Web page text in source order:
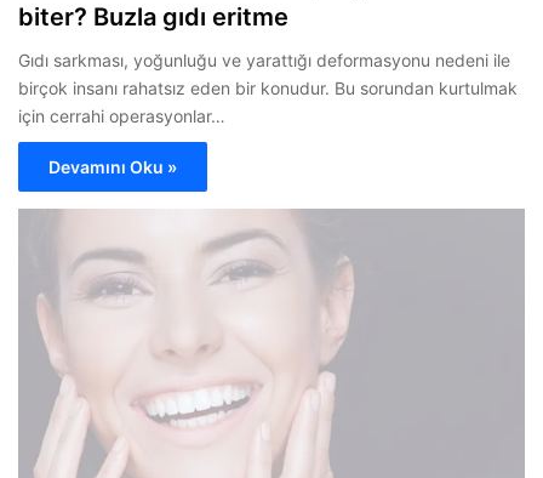
biter? Buzla gıdı eritme
Gıdı sarkması, yoğunluğu ve yarattığı deformasyonu nedeni ile
birçok insanı rahatsız eden bir konudur. Bu sorundan kurtulmak
için cerrahi operasyonlar…
Devamını Oku »